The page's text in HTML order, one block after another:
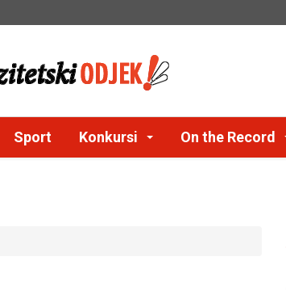
Sport Konkursi On the Record